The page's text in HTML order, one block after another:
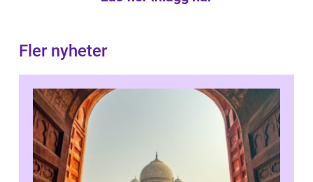
Fler nyheter